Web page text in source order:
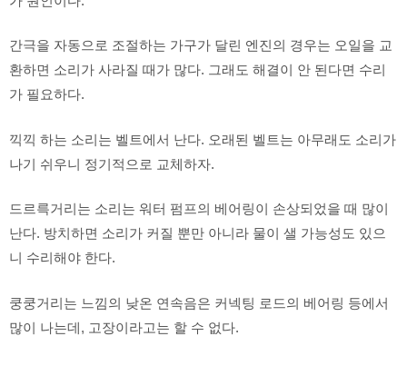
간극을 자동으로 조절하는 가구가 달린 엔진의 경우는 오일을 교
환하면 소리가 사라질 때가 많다. 그래도 해결이 안 된다면 수리
가 필요하다.
끽끽 하는 소리는 벨트에서 난다. 오래된 벨트는 아무래도 소리가
나기 쉬우니 정기적으로 교체하자.
드르륵거리는 소리는 워터 펌프의 베어링이 손상되었을 때 많이
난다. 방치하면 소리가 커질 뿐만 아니라 물이 샐 가능성도 있으
니 수리해야 한다.
쿵쿵거리는 느낌의 낮온 연속음은 커넥팅 로드의 베어링 등에서
많이 나는데, 고장이라고는 할 수 없다.